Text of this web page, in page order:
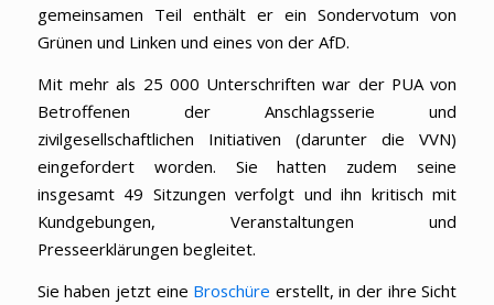
gemeinsamen Teil enthält er ein Sondervotum von
Grünen und Linken und eines von der AfD.
Mit mehr als 25 000 Unterschriften war der PUA von
Betroffenen der Anschlagsserie und
zivilgesellschaftlichen Initiativen (darunter die VVN)
eingefordert worden. Sie hatten zudem seine
insgesamt 49 Sitzungen verfolgt und ihn kritisch mit
Kundgebungen, Veranstaltungen und
Presseerklärungen begleitet.
Sie haben jetzt eine Broschüre erstellt, in der ihre Sicht